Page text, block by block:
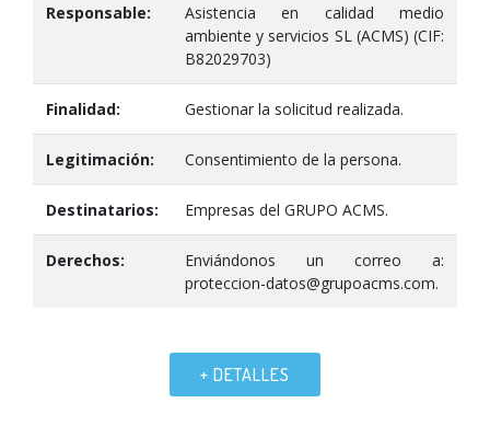
Responsable:
Asistencia en calidad medio
ambiente y servicios SL (ACMS) (CIF:
B82029703)
Finalidad: Gestionar la solicitud realizada.
Legitimación: Consentimiento de la persona.
Destinatarios: Empresas del GRUPO ACMS.
Derechos:
Enviándonos un correo a:
proteccion-datos@grupoacms.com.
+ DETALLES